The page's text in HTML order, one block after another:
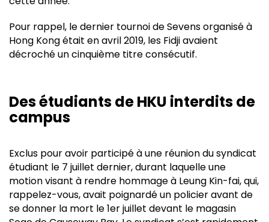
Pour rappel, le dernier tournoi de Sevens organisé à
Hong Kong était en avril 2019, les Fidji avaient
décroché un cinquième titre consécutif.
Des étudiants de HKU interdits de
campus
Exclus pour avoir participé à une réunion du syndicat
étudiant le 7 juillet dernier, durant laquelle une
motion visant à rendre hommage à Leung Kin-fai, qui,
rappelez-vous, avait poignardé un policier avant de
se donner la mort le 1er juillet devant le magasin